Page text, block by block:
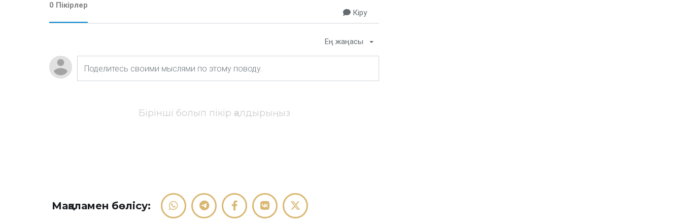
0 Пікірлер
Кіру
Ең жаңасы
Бірінші болып пікір қалдырыңыз
Мақаламен бөлісу: